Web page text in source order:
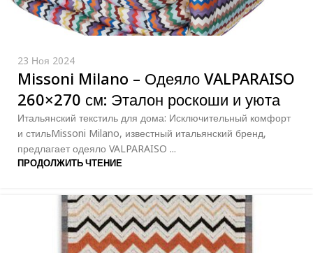
23 Ноя 2024
Missoni Milano – Одеяло VALPARAISO
260×270 см: Эталон роскоши и уюта
Итальянский текстиль для дома: Исключительный комфорт
и стильMissoni Milano, известный итальянский бренд,
предлагает одеяло VALPARAISO ...
ПРОДОЛЖИТЬ ЧТЕНИЕ